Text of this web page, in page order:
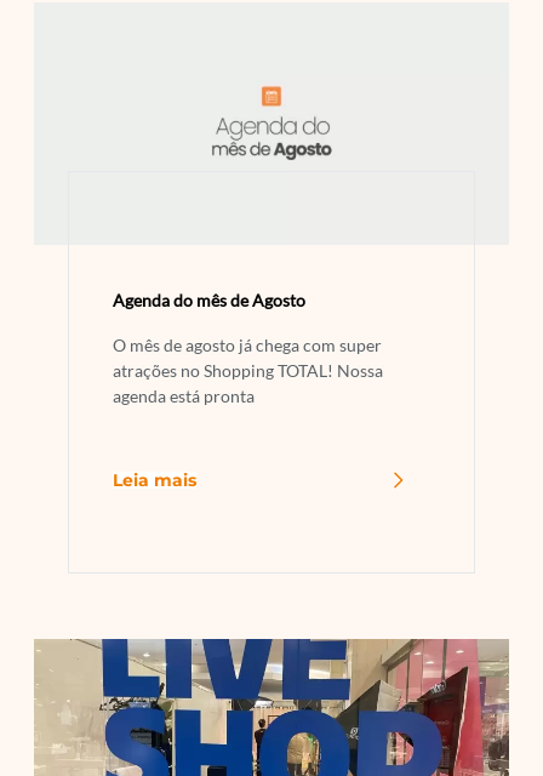
Agenda do mês de Agosto
O mês de agosto já chega com super
atrações no Shopping TOTAL! Nossa
agenda está pronta
Leia mais